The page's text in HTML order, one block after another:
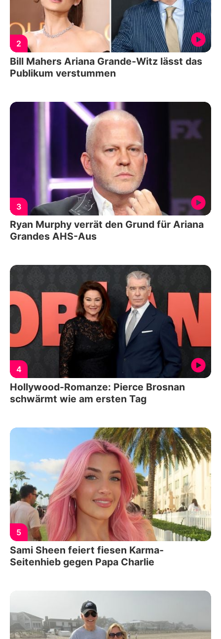
2
Bill Mahers Ariana Grande-Witz lässt das
Publikum verstummen
3
Ryan Murphy verrät den Grund für Ariana
Grandes AHS-Aus
4
Hollywood-Romanze: Pierce Brosnan
schwärmt wie am ersten Tag
5
Sami Sheen feiert fiesen Karma-
Seitenhieb gegen Papa Charlie